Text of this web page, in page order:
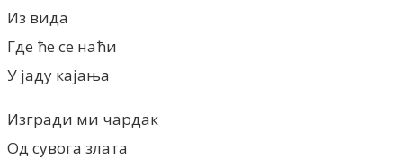
Из вида
Где ће се наћи
У јаду кајања
Изгради ми чардак
Од сувога злата